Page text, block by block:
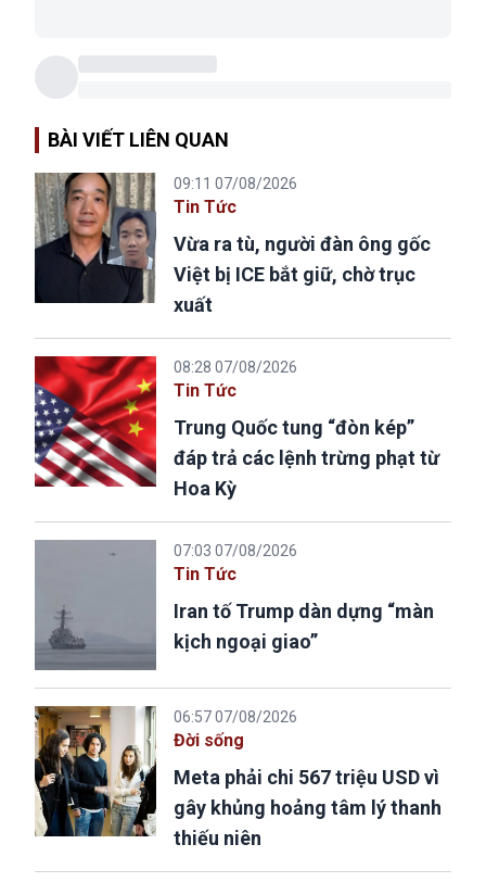
BÀI VIẾT LIÊN QUAN
09:11 07/08/2026
Tin Tức
Vừa ra tù, người đàn ông gốc
Việt bị ICE bắt giữ, chờ trục
xuất
08:28 07/08/2026
Tin Tức
Trung Quốc tung “đòn kép”
đáp trả các lệnh trừng phạt từ
Hoa Kỳ
07:03 07/08/2026
Tin Tức
Iran tố Trump dàn dựng “màn
kịch ngoại giao”
06:57 07/08/2026
Đời sống
Meta phải chi 567 triệu USD vì
gây khủng hoảng tâm lý thanh
thiếu niên